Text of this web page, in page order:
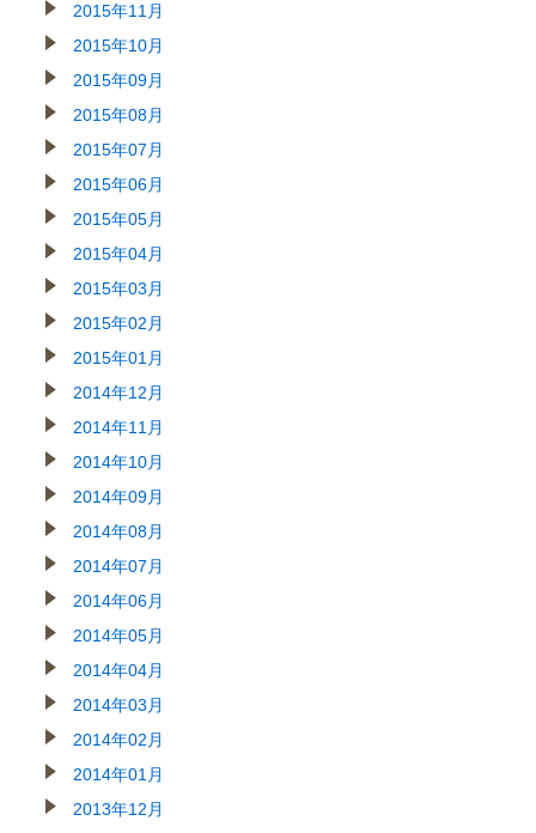
2015年11月
2015年10月
2015年09月
2015年08月
2015年07月
2015年06月
2015年05月
2015年04月
2015年03月
2015年02月
2015年01月
2014年12月
2014年11月
2014年10月
2014年09月
2014年08月
2014年07月
2014年06月
2014年05月
2014年04月
2014年03月
2014年02月
2014年01月
2013年12月